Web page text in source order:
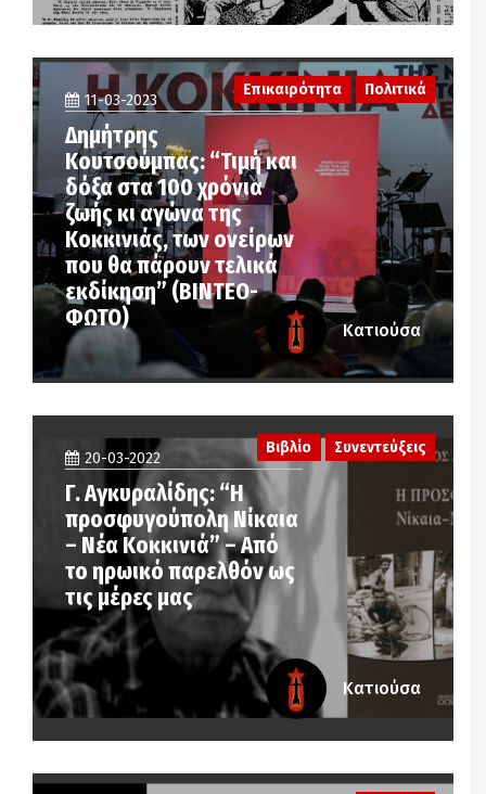
11-03-2023
Δημήτρης
Κουτσούμπας: “Τιμή και
δόξα στα 100 χρόνια
ζωής κι αγώνα της
Κοκκινιάς, των ονείρων
που θα πάρουν τελικά
εκδίκηση” (ΒΙΝΤΕΟ-
ΦΩΤΟ)
Επικαιρότητα Πολιτικά
Κατιούσα
20-03-2022
Γ. Αγκυραλίδης: “Η
προσφυγούπολη Νίκαια
– Νέα Κοκκινιά” – Από
το ηρωικό παρελθόν ως
τις μέρες μας
Βιβλίο Συνεντεύξεις
Κατιούσα